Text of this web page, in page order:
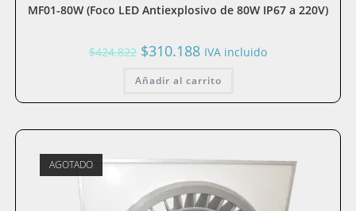
MF01-80W (Foco LED Antiexplosivo de 80W IP67 a 220V)
$424.822 El
precio
era:
$310.188 El
precio
es:
IVA incluido
Añadir al carrito
AGOTADO